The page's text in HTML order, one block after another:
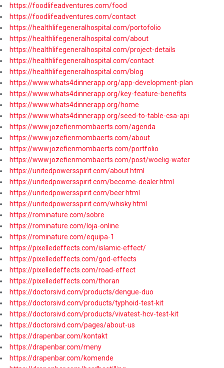
https://foodlifeadventures.com/food
https://foodlifeadventures.com/contact
https://healthlifegeneralhospital.com/portofolio
https://healthlifegeneralhospital.com/about
https://healthlifegeneralhospital.com/project-details
https://healthlifegeneralhospital.com/contact
https://healthlifegeneralhospital.com/blog
https://www.whats4dinnerapp.org/app-development-plan
https://www.whats4dinnerapp.org/key-feature-benefits
https://www.whats4dinnerapp.org/home
https://www.whats4dinnerapp.org/seed-to-table-csa-api
https://www.jozefienmombaerts.com/agenda
https://www.jozefienmombaerts.com/about
https://www.jozefienmombaerts.com/portfolio
https://www.jozefienmombaerts.com/post/woelig-water
https://unitedpowersspirit.com/about.html
https://unitedpowersspirit.com/become-dealer.html
https://unitedpowersspirit.com/beer.html
https://unitedpowersspirit.com/whisky.html
https://rominature.com/sobre
https://rominature.com/loja-online
https://rominature.com/equipa-1
https://pixelledeffects.com/islamic-effect/
https://pixelledeffects.com/god-effects
https://pixelledeffects.com/road-effect
https://pixelledeffects.com/thoran
https://doctorsivd.com/products/dengue-duo
https://doctorsivd.com/products/typhoid-test-kit
https://doctorsivd.com/products/vivatest-hcv-test-kit
https://doctorsivd.com/pages/about-us
https://drapenbar.com/kontakt
https://drapenbar.com/meny
https://drapenbar.com/komende